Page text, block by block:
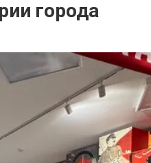
города